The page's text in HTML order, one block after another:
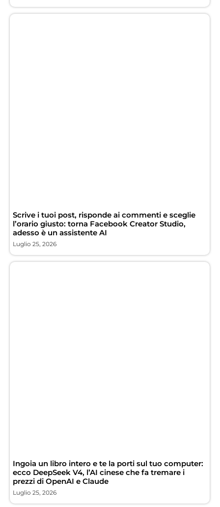
Scrive i tuoi post, risponde ai commenti e sceglie
l’orario giusto: torna Facebook Creator Studio,
adesso è un assistente AI
Luglio 25, 2026
Ingoia un libro intero e te la porti sul tuo computer:
ecco DeepSeek V4, l’AI cinese che fa tremare i
prezzi di OpenAI e Claude
Luglio 25, 2026